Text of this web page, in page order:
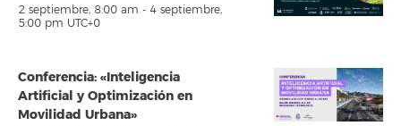
2 septiembre, 8:00 am - 4 septiembre,
5:00 pm UTC+0
Conferencia: «Inteligencia
Artificial y Optimización en
Movilidad Urbana»